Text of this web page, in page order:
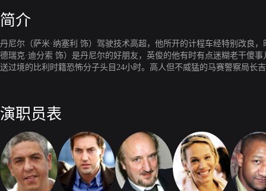
简介
丹尼尔（萨米·纳塞利 饰）驾驶技术高超，他所开的计程车经特别改良
德瑞克·迪分索 饰）是丹尼尔的好朋友，英俊的他有时有点迷糊老干
送过境的比利时籍恐怖分子头目24小时。高人但不威猛的马赛警察局长
演职员表